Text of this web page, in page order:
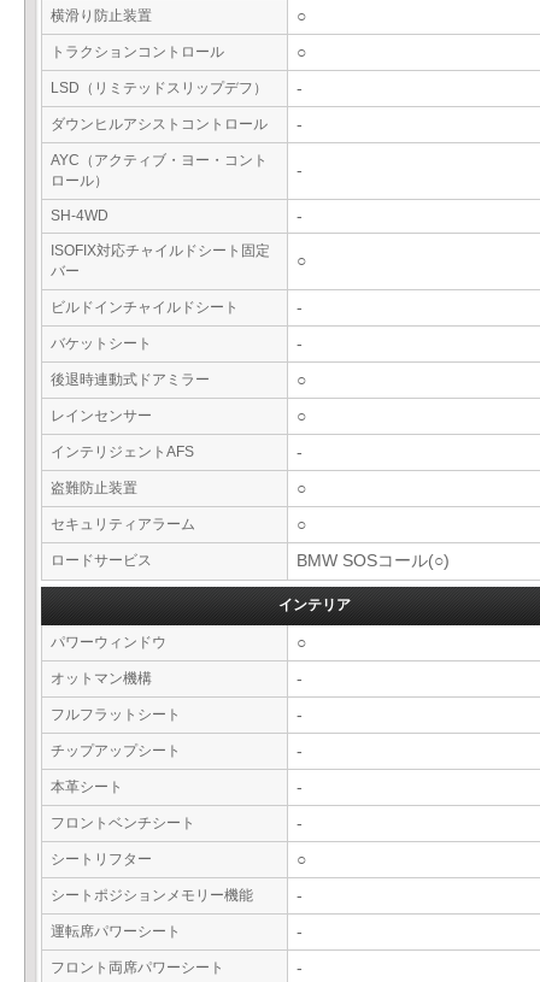
横滑り防止装置 ○
トラクションコントロール ○
LSD（リミテッドスリップデフ） -
ダウンヒルアシストコントロール -
AYC（アクティブ・ヨー・コント
ロール）
-
SH-4WD -
ISOFIX対応チャイルドシート固定
バー
○
ビルドインチャイルドシート -
バケットシート -
後退時連動式ドアミラー ○
レインセンサー ○
インテリジェントAFS -
盗難防止装置 ○
セキュリティアラーム ○
ロードサービス BMW SOSコール(○)
インテリア
パワーウィンドウ ○
オットマン機構 -
フルフラットシート -
チップアップシート -
本革シート -
フロントベンチシート -
シートリフター ○
シートポジションメモリー機能 -
運転席パワーシート -
フロント両席パワーシート -